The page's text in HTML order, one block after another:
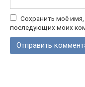
Сохранить моё имя,
последующих моих